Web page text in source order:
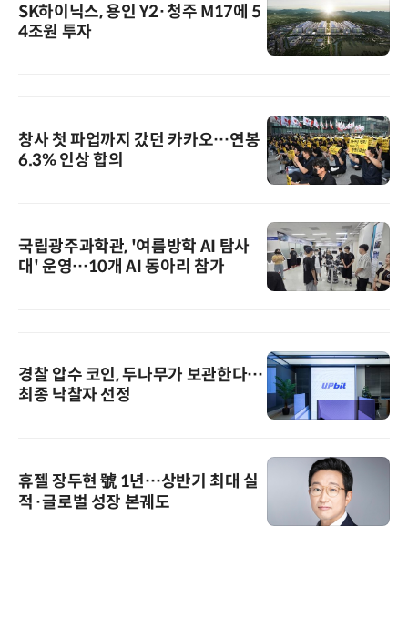
SK하이닉스, 용인 Y2·청주 M17에 5
4조원 투자
창사 첫 파업까지 갔던 카카오…연봉
6.3% 인상 합의
국립광주과학관, '여름방학 AI 탐사
대' 운영…10개 AI 동아리 참가
경찰 압수 코인, 두나무가 보관한다…
최종 낙찰자 선정
휴젤 장두현 號 1년…상반기 최대 실
적·글로벌 성장 본궤도